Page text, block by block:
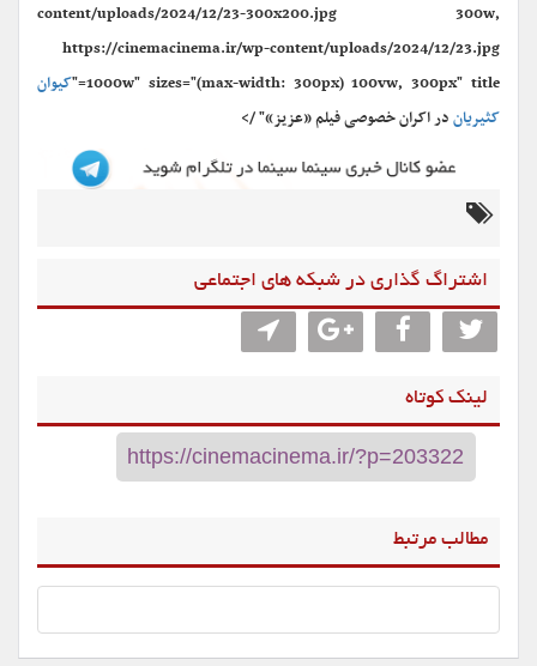
content/uploads/2024/12/23-300x200.jpg 300w,
https://cinemacinema.ir/wp-content/uploads/2024/12/23.jpg
1000w" sizes="(max-width: 300px) 100vw, 300px" title=" کیوان
کثیریاندر اکران خصوصی فیلم «عزیز»" />
اشتراگ گذاری در شبکه های اجتماعی
لینک کوتاه
مطالب مرتبط